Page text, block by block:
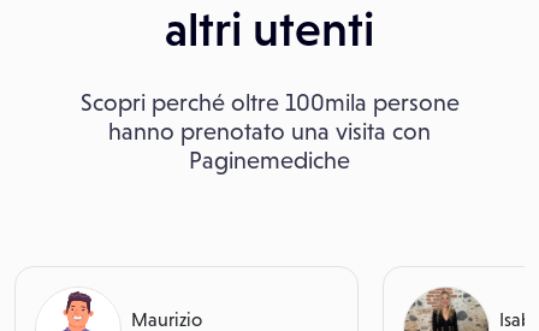
altri utenti
Scopri perché oltre 100mila persone
hanno prenotato una visita con
Paginemediche
Maurizio